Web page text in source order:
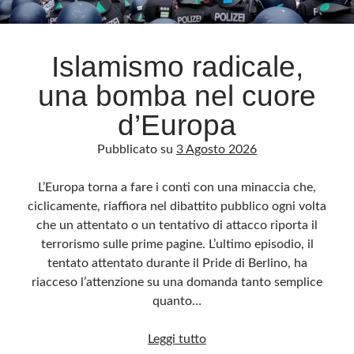
Archivio
Questo blog non rappresenta una testata giornalistica, in quanto viene aggiornato
senza alcuna periodicità. Non può pertanto considerarsi un prodotto editoriale ai
sensi della legge n· 62 del 7.03.2001. L’autore non è responsabile di quanto
pubblicato dai lettori nei commenti ai vari post. Saranno comunque cancellati quelli
ritenuti offensivi o lesivi dell’immagine o dell’onorabilità di terzi, di genere spam,
razzisti o che contengano dati personali non conformi al rispetto delle norme sulla
privacy. Alcune immagini inserite in questo blog sono tratte da Internet e, pertanto,
considerate di pubblico dominio. Qualora la loro pubblicazione violasse eventuali
diritti d’autore, vi invito a comunicarlo via e-mail a info[at]dinovalle.it e saranno
Islamismo radicale,
una bomba nel cuore
d’Europa
Pubblicato su 3 Agosto 2026
L’Europa torna a fare i conti con una minaccia che,
ciclicamente, riaffiora nel dibattito pubblico ogni volta
che un attentato o un tentativo di attacco riporta il
terrorismo sulle prime pagine. L’ultimo episodio, il
tentato attentato durante il Pride di Berlino, ha
riacceso l’attenzione su una domanda tanto semplice
quanto…
Leggi tuttoIslamismo